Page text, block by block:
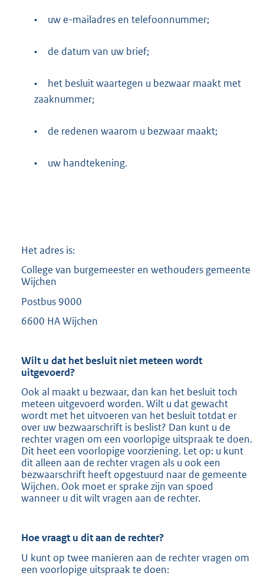
• uw e-mailadres en telefoonnummer;
• de datum van uw brief;
•
het besluit waartegen u bezwaar maakt met
zaaknummer;
• de redenen waarom u bezwaar maakt;
• uw handtekening.
Het adres is:
College van burgemeester en wethouders gemeente
Wijchen
Postbus 9000
6600 HA Wijchen
Wilt u dat het besluit niet meteen wordt
uitgevoerd?
Ook al maakt u bezwaar, dan kan het besluit toch
meteen uitgevoerd worden. Wilt u dat gewacht
wordt met het uitvoeren van het besluit totdat er
over uw bezwaarschrift is beslist? Dan kunt u de
rechter vragen om een voorlopige uitspraak te doen.
Dit heet een voorlopige voorziening. Let op: u kunt
dit alleen aan de rechter vragen als u ook een
bezwaarschrift heeft opgestuurd naar de gemeente
Wijchen. Ook moet er sprake zijn van spoed
wanneer u dit wilt vragen aan de rechter.
Hoe vraagt u dit aan de rechter?
U kunt op twee manieren aan de rechter vragen om
een voorlopige uitspraak te doen: